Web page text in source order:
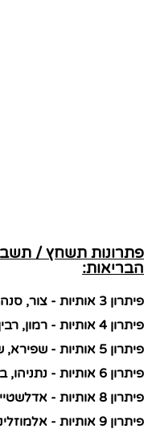
פתרונות תשחץ /
הבריאות:
פיתרון 3 אותיות - צור, סנה, נוה, מצא, דהן,גור
פיתרון 4 אותיות - רמון, רבין, יוסף, גרמן, גבתי, בורג,אדרי
פיתרון 5 אותיות - שפירא, שם טוב, שוסטק, מילוא, ליצמן,הנגבי
פיתרון 6 אותיות - נתניהו, ברזילי, בניזרי, בן יזרי,אולמרט
פיתרון 8 אותיות - אדלשטיין
פיתרון 9 אותיות - אלמוזלינו